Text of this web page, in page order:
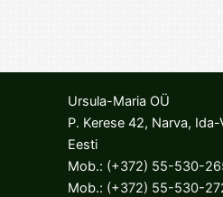
Ursula-Maria OÜ
P. Kerese 42, Narva,
Eesti
Mob.: (+372) 55-530-
Mob.: (+372) 55-530-